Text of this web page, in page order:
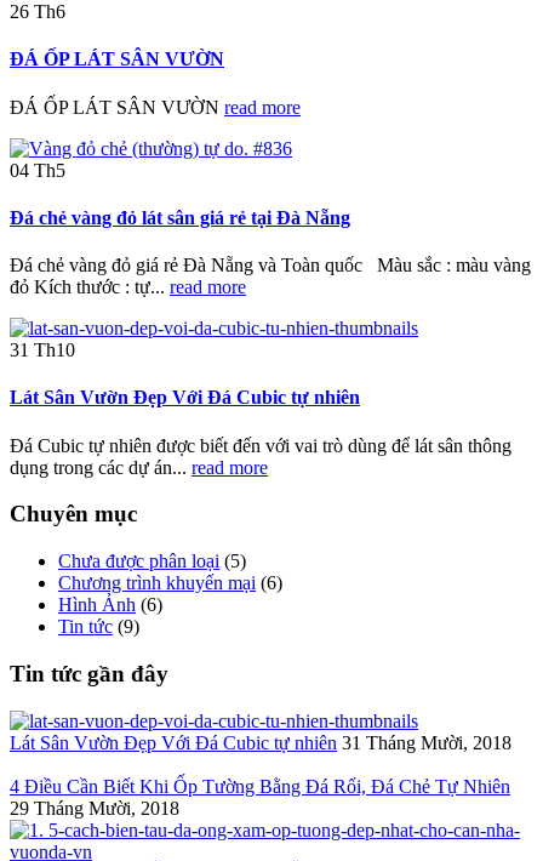
26 Th6
ĐÁ ỐP LÁT SÂN VƯỜN
ĐÁ ỐP LÁT SÂN VƯỜN read more
04 Th5
Đá chẻ vàng đỏ lát sân giá rẻ tại Đà Nẵng
Đá chẻ vàng đỏ giá rẻ Đà Nẵng và Toàn quốc Màu sắc : màu vàng
đỏ Kích thước : tự... read more
31 Th10
Lát Sân Vườn Đẹp Với Đá Cubic tự nhiên
Đá Cubic tự nhiên được biết đến với vai trò dùng để lát sân thông
dụng trong các dự án... read more
Chuyên mục
Chưa được phân loại (5)
Chương trình khuyến mại (6)
Hình Ảnh (6)
Tin tức (9)
Tin tức gần đây
Lát Sân Vườn Đẹp Với Đá Cubic tự nhiên 31 Tháng Mười, 2018
4 Điều Cần Biết Khi Ốp Tường Bằng Đá Rối, Đá Chẻ Tự Nhiên
29 Tháng Mười, 2018